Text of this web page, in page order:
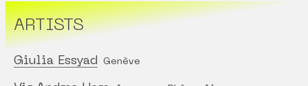
ARTISTS
Giulia Essyad Genève